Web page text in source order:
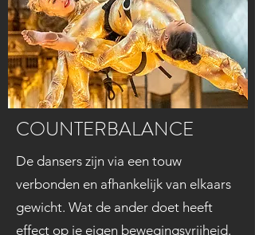
COUNTERBALANCE
De dansers zijn via een touw
verbonden en afhankelijk van elkaars
gewicht. Wat de ander doet heeft
effect op je eigen bewegingsvrijheid.